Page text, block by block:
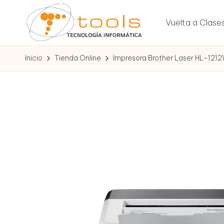
contenido
T
o
tienda
de
Vuelta a
Inicio Tienda Online Impresora Brother Laser HL-